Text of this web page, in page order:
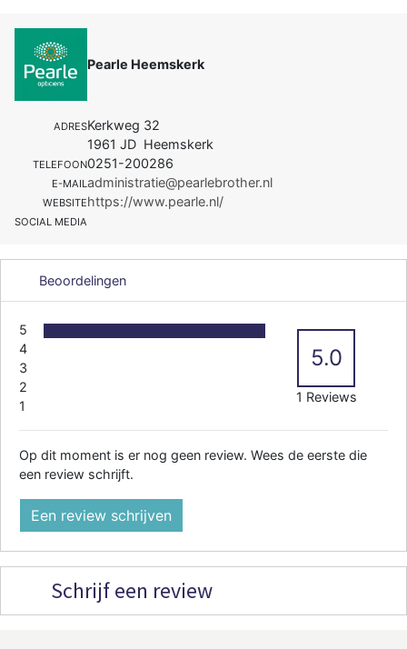
Pearle Heemskerk
ADRESKerkweg 32
1961 JD Heemskerk
TELEFOON0251-200286
E-MAILadministratie@pearlebrother.nl
WEBSITEhttps://www.pearle.nl/
SOCIAL MEDIA
Beoordelingen
5
4
3
2
1
5.0
1 Reviews
Op dit moment is er nog geen review. Wees de eerste die
een review schrijft.
Een review schrijven
Schrijf een review